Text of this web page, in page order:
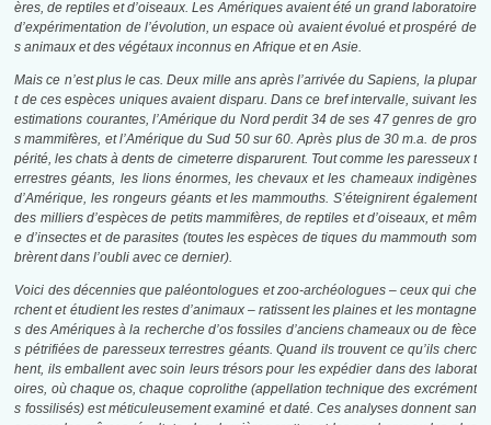
ères, de reptiles et d’oiseaux. Les Amériques avaient été un grand laboratoire
d’expérimentation de l’évolution, un espace où avaient évolué et prospéré de
s animaux et des végétaux inconnus en Afrique et en Asie.
Mais ce n’est plus le cas. Deux mille ans après l’arrivée du Sapiens, la plupar
t de ces espèces uniques avaient disparu. Dansce bref intervalle, suivant les
estimations courantes, l’Amérique du Nord perdit 34 de ses 47 genres de gro
s mammifères, et l’Amérique du Sud 50 sur 60. Après plus de 30 m.a. de pros
périté,les chats à dents de cimeterre disparurent. Tout comme les paresseux t
errestres géants, les lions énormes, les chevaux et les chameaux indigènes
d’Amérique, les rongeurs géants et les mammouths. S’éteignirent également
des milliers d’espèces de petits mammifères, de reptiles et d’oiseaux, et mêm
e d’insectes et de parasites (toutes les espèces de tiques du mammouth som
brèrent dans l’oubli avec ce dernier).
Voici des décennies que paléontologues et zoo-archéologues – ceux qui che
rchent et étudient les restes d’animaux – ratissent les plaines et les montagne
s des Amériques à la recherche d’os fossiles d’anciens chameaux ou de fèce
s pétrifiées de paresseux terrestres géants. Quand ils trouvent ce qu’ils cherc
hent, ils emballent avec soin leurs trésors pour les expédier dans des laborat
oires, où chaque os, chaque coprolithe (appellation technique des excrément
s fossilisés) est méticuleusement examiné et daté. Ces analyses donnent san